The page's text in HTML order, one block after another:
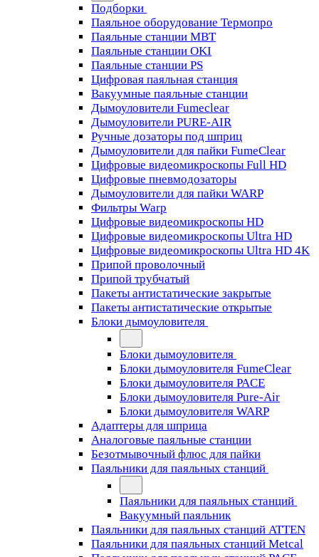
Подборки
Паяльное оборудование Термопро
Паяльные станции MBT
Паяльные станции OKI
Паяльные станции PS
Цифровая паяльная станция
Вакуумные паяльные станции
Дымоуловители Fumeclear
Дымоуловители PURE-AIR
Ручные дозаторы под шприц
Дымоуловители для пайки FumeClear
Цифровые видеомикроскопы Full HD
Цифровые пневмодозаторы
Дымоуловители для пайки WARP
Фильтры Warp
Цифровые видеомикроскопы HD
Цифровые видеомикроскопы Ultra HD
Цифровые видеомикроскопы Ultra HD 4K
Припой проволочный
Припой трубчатый
Пакеты антистатические закрытые
Пакеты антистатические открытые
Блоки дымоуловителя
Блоки дымоуловителя
Блоки дымоуловителя FumeClear
Блоки дымоуловителя PACE
Блоки дымоуловителя Pure-Air
Блоки дымоуловителя WARP
Адаптеры для шприца
Аналоговые паяльные станции
Безотмывочный флюс для пайки
Паяльники для паяльных станций
Паяльники для паяльных станций
Вакуумный паяльник
Паяльники для паяльных станций ATTEN
Паяльники для паяльных станций Metcal